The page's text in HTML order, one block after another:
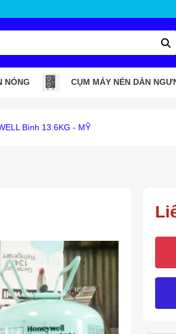
NÓNG CỤM MÁY NÉN DÀN
Bình 13.6KG - MỸ